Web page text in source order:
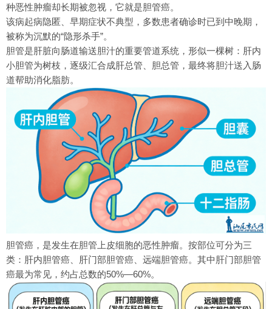
种恶性肿瘤却长期被忽视，它就是胆管癌。
该病起病隐匿、早期症状不典型，多数患者确诊时已到中晚期，
被称为沉默的“隐形杀手”。
胆管是肝脏向肠道输送胆汁的重要管道系统，形似一棵树：肝内
小胆管为树枝，逐级汇合成肝总管、胆总管，最终将胆汁送入肠
道帮助消化脂肪。
胆管癌，是发生在胆管上皮细胞的恶性肿瘤。按部位可分为三
类：肝内胆管癌、肝门部胆管癌、远端胆管癌。其中肝门部胆管
癌最为常见，约占总数的50%—60%。